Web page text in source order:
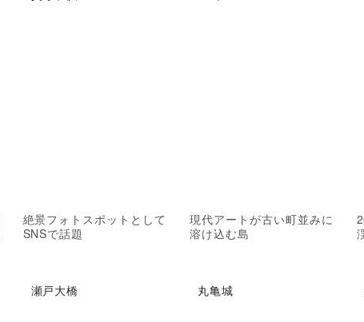
絶景フォトスポットとして
SNSで話題
現代アートが古い町並みに
溶け込む島
瀬戸大橋 丸亀城